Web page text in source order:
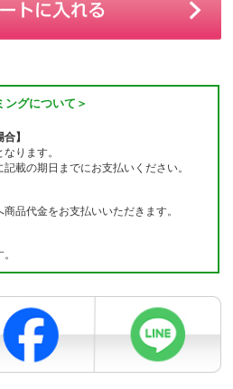
ングについて＞
】
なります。
載の期日までにお支払いください。
品代金をお支払いいただきます。